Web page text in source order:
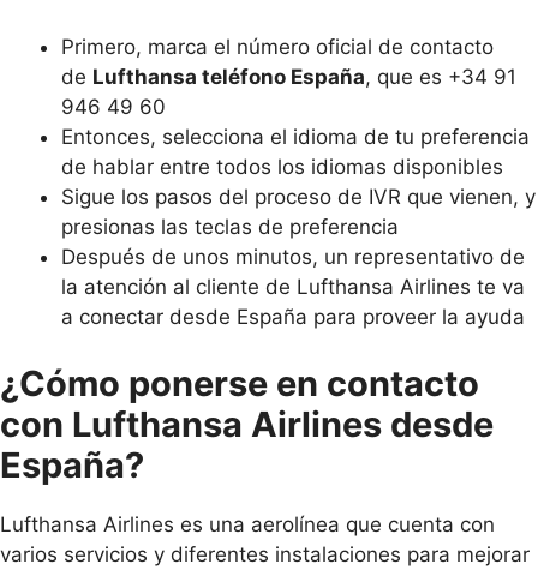
Primero, marca el número oficial de contacto
de Lufthansa teléfono España, que es +34 91
946 49 60
Entonces, selecciona el idioma de tu preferencia
de hablar entre todos los idiomas disponibles
Sigue los pasos del proceso de IVR que vienen, y
presionas las teclas de preferencia
Después de unos minutos, un representativo de
la atención al cliente de Lufthansa Airlines te va
a conectar desde España para proveer la ayuda
¿Cómo ponerse en contacto
con Lufthansa Airlines desde
España?
Lufthansa Airlines es una aerolínea que cuenta con
varios servicios y diferentes instalaciones para mejorar